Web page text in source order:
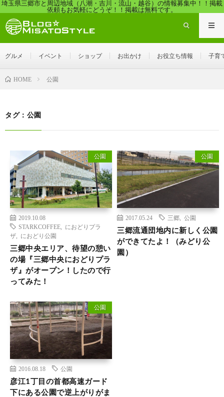
埼玉県三郷市と周辺地域（八潮・吉川・流山・越谷）の情報募集中！！掲載
依頼もお気軽にどうぞ！！掲載は無料です。
グルメ イベント ショップ お出かけ お役立ち情報 子育
HOME 公園
タグ：公園
公園
2019.10.08
STARKCOFFEE
におどりプラ
ザ
におどり公園
三郷中央エリア、待望の憩い
の場『三郷中央におどりプラ
ザ』がオープン！したので行
ってみた！
公園
2017.05.24 三郷 公園
三郷流通団地内に新しく公園
ができてたよ！（みどり公
園）
公園
2016.08.18 公園
彦江1丁目の首都高速ガード
下にある公園で逆上がりがま